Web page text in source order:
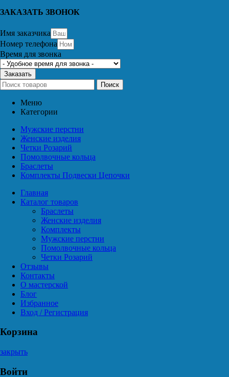
ЗАКАЗАТЬ ЗВОНОК
Имя заказчика
Номер телефона
Время для звонка
Заказать
Поиск
Меню
Категории
Мужские перстни
Женские изделия
Четки Розарий
Помолвочные кольца
Браслеты
Комплекты Подвески Цепочки
Главная
Каталог товаров
Браслеты
Женские изделия
Комплекты
Мужские перстни
Помолвочные кольца
Четки Розарий
Отзывы
Контакты
О мастерской
Блог
Избранное
Вход / Регистрация
Корзина
закрыть
Войти